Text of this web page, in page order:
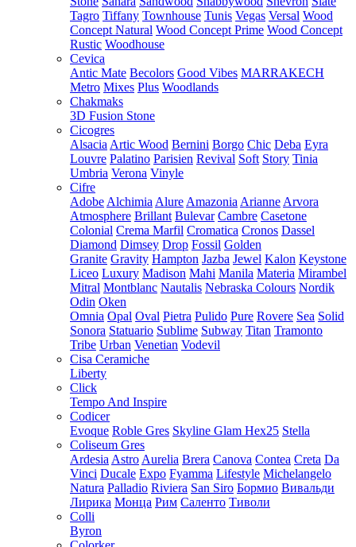
Tagro Tiffany Townhouse Tunis Vegas Versal Wood
Concept Natural Wood Concept Prime Wood Concept
Rustic Woodhouse
Cevica
Antic Mate Becolors Good Vibes MARRAKECH
Metro Mixes Plus Woodlands
Chakmaks
3D Fusion Stone
Cicogres
Alsacia Artic Wood Bernini Borgo Chic Deba Eyra
Louvre Palatino Parisien Revival Soft Story Tinia
Umbria Verona Vinyle
Cifre
Adobe Alchimia Alure Amazonia Arianne Arvora
Atmosphere Brillant Bulevar Cambre Casetone
Colonial Crema Marfil Cromatica Cronos Dassel
Diamond Dimsey Drop Fossil Golden
Granite Gravity Hampton Jazba Jewel Kalon Keystone
Liceo Luxury Madison Mahi Manila Materia Mirambel
Mitral Montblanc Nautalis Nebraska Colours Nordik
Odin Oken
Omnia Opal Oval Pietra Pulido Pure Rovere Sea Solid
Sonora Statuario Sublime Subway Titan Tramonto
Tribe Urban Venetian Vodevil
Cisa Ceramiche
Liberty
Click
Tempo And Inspire
Codicer
Evoque Roble Gres Skyline Glam Hex25 Stella
Coliseum Gres
Ardesia Astro Aurelia Brera Canova Contea Creta Da
Vinci Ducale Expo Fyamma Lifestyle Michelangelo
Natura Palladio Riviera San Siro Бормио Вивальди
Лирика Монца Рим Саленто Тиволи
Colli
Byron